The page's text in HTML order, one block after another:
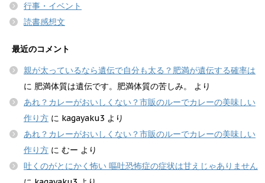
行事・イベント
読書感想文
最近のコメント
親が太っているなら遺伝で自分も太る？肥満が遺伝する確率は
に 肥満体質は遺伝です。肥満体質の苦しみ。
より
あれ？カレーがおいしくない？市販のルーでカレーの美味しい
作り方 に kagayaku3 より
あれ？カレーがおいしくない？市販のルーでカレーの美味しい
作り方 に むー より
吐くのがとにかく怖い 嘔吐恐怖症の症状は甘えじゃありません